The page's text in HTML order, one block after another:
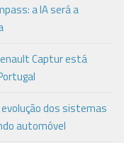
a IA será a
Captur está
dos sistemas
automóvel